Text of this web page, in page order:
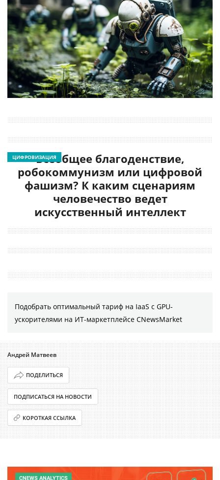
Всеобщее благоденствие,
робокоммунизм или цифровой
фашизм? К каким сценариям
человечество ведет
искусственный интеллект
ЦИФРОВИЗАЦИЯ
Подобрать оптимальный тариф на IaaS с GPU-
ускорителями на ИТ-маркетплейсе CNewsMarket
Андрей Матвеев
ПОДЕЛИТЬСЯ
ПОДПИСАТЬСЯ НА НОВОСТИ
КОРОТКАЯ ССЫЛКА
CNEWS ANALYTICS